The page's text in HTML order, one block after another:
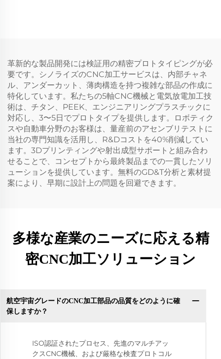
革新的な製品開発には検証用の精密プロトタイピングが必
要です。シノライズのCNC加工サービスは、内部チャネ
ル、アンダーカット、薄肉構造を持つ複雑な部品の作成に
特化しています。私たちの5軸CNC機械と電気放電加工技
術は、チタン、PEEK、エンジニアリングプラスチックに
対応し、3〜5日でプロトタイプを提供します。ロボティク
スや自動車分野のお客様は、量産前のアセンブリテストに
当社の専門知識を活用し、R&Dコストを40%削減してい
ます。3Dプリンティングや射出成型サポートと組み合わ
せることで、コンセプトから最終製品までの一貫したソリ
ューションを提供しています。無料のGD&T分析と素材提
案により、早期に設計上の問題を回避できます。
多様な産業のニーズに応える精
密CNC加工ソリューション
航空宇宙グレードのCNC加工部品の品質をどのように確
保しますか？
ISO認証されたプロセス、先進のマルチアッ
クスCNC機械、および厳格な検査プロトコル